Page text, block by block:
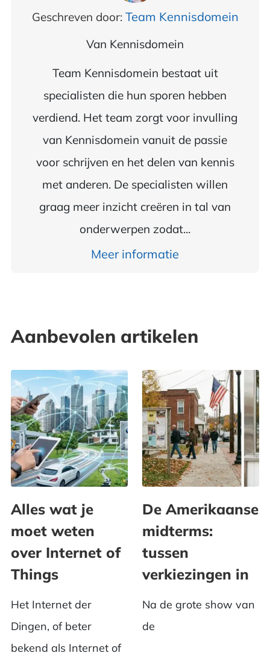
Geschreven door: Team Kennisdomein
Van Kennisdomein
Team Kennisdomein bestaat uit
specialisten die hun sporen hebben
verdiend. Het team zorgt voor invulling
van Kennisdomein vanuit de passie
voor schrijven en het delen van kennis
met anderen. De specialisten willen
graag meer inzicht creëren in tal van
onderwerpen zodat...
Meer informatie
Aanbevolen artikelen
Alles wat je
moet weten
over Internet of
Things
Het Internet der
Dingen, of beter
bekend als Internet of
De Amerikaanse
midterms:
tussen
verkiezingen in
Na de grote show van
de